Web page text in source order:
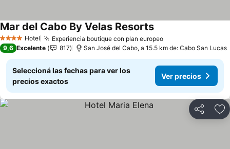
4 EstrellasHotel Experiencia boutique con plan europeoVer precios
Mar del Cabo By Velas ResortsVer precios
9,6 Excelente 817 San José del Cabo, a 15.5 km de: Cabo San Lucas
Seleccioná las fechas para ver los
precios exactos
Ver precios
Compartir